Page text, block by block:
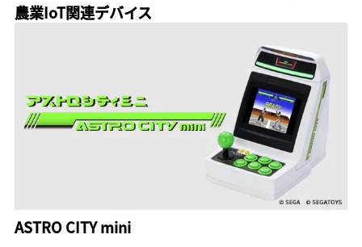
農業IoT関連デバイス
ASTRO CITY mini